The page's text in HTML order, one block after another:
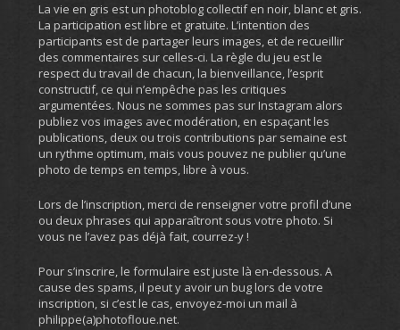
La vie en gris est un photoblog collectif en noir, blanc et gris.
La participation est libre et gratuite. L’intention des
participants est de partager leurs images, et de recueillir
des commentaires sur celles-ci. La règle du jeu est le
respect du travail de chacun, la bienveillance, l’esprit
constructif, ce qui n’empêche pas les critiques
argumentées. Nous ne sommes pas sur Instagram alors
publiez vos images avec modération, en espaçant les
publications, deux ou trois contributions par semaine est
un rythme optimum, mais vous pouvez ne publier qu’une
photo de temps en temps, libre à vous.
Lors de l’inscription, merci de renseigner votre profil d’une
ou deux phrases qui apparaîtront sous votre photo. Si
vous ne l’avez pas déjà fait, courrez-y !
Pour s’inscrire, le formulaire est juste là en-dessous. A
cause des spams, il peut y avoir un bug lors de votre
inscription, si c’est le cas, envoyez-moi un mail à
philippe(a)photofloue.net.